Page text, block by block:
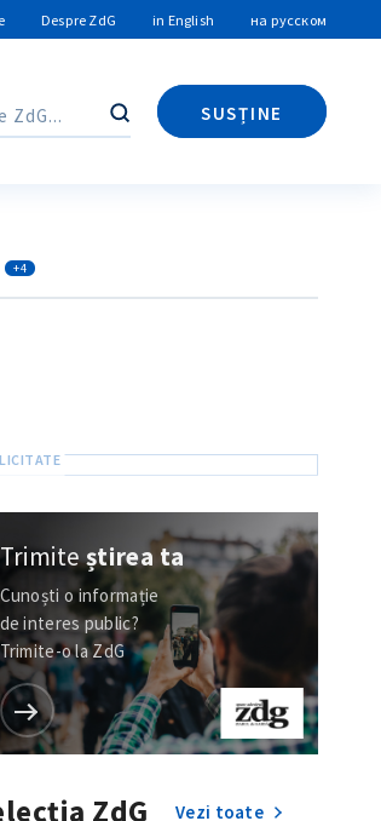
Despre ZdG in English на русском
Caută
SUSȚINE
Caută
+4
Trimiteștirea ta
Cunoști o informație
de interes public?
Trimite-o la ZdG
ZdG Vezi toate